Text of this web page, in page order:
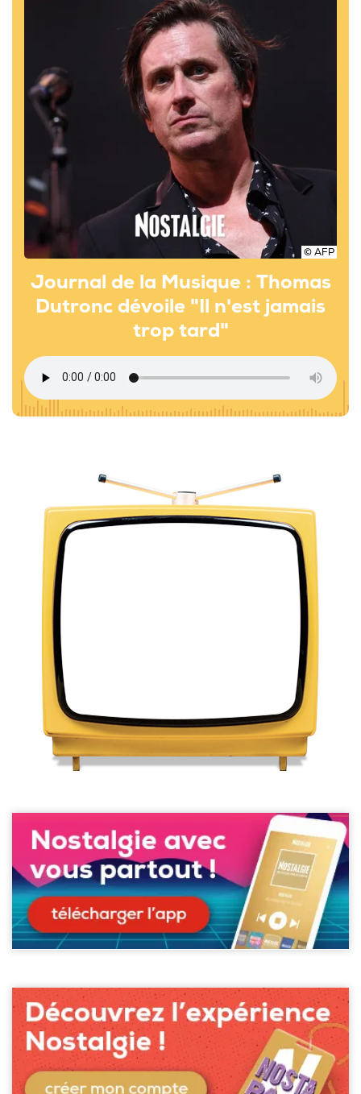
© AFP
Journal de la Musique : Thomas
Dutronc dévoile "Il n'est jamais
trop tard"